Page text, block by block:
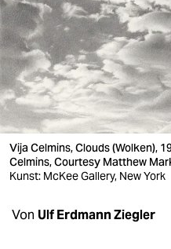
wahrheit
verlag
verlag
veranstaltungen
shop
fragen & hilfe
Vija Celmins, Clouds (Wolken),
Celmins, Courtesy Matthew
Kunst: McKee Gallery, New York
Von Ulf Erdmann Ziegler